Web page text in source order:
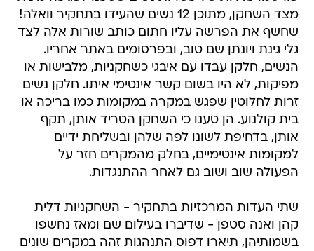
מצד השחקן, מתוכן 12 נשים שהעידו בתחקיר וואלה!
שחשף את הפרשה עליו חתום כותב שורות אלה לצד
גלי גינת ויונתן שם טוב, ובפרסומים באתר אחריו.
הנשים, חלקן עבדו עם איבגי כשחקניות, מלבישות או
מפיקות, לא היו בשום קשר אינטימי איתו. חלקן נשים
זרות לחלוטין שפגש במקרה במקומות כמו בריכה או
בית קולנוע. הן טענו כי השחקן הטריד אותן, תקף
אותן, בדחיפת לשונו לפה שלהן ובשליחת ידיים
למקומות אינטימיים, בחלק מהמקרים חזר על
הפעולה שוב ושוב גם לאחר ההתנגדות.
שתי העדות המרכזיות בתחקיר - השחקניות דלית
קהן ואנה סטפן - שדיברו בעילום שם ומאז נחשפו
בשמותיהן, תיארו דפוס התנהגות זהה במקרים שונים